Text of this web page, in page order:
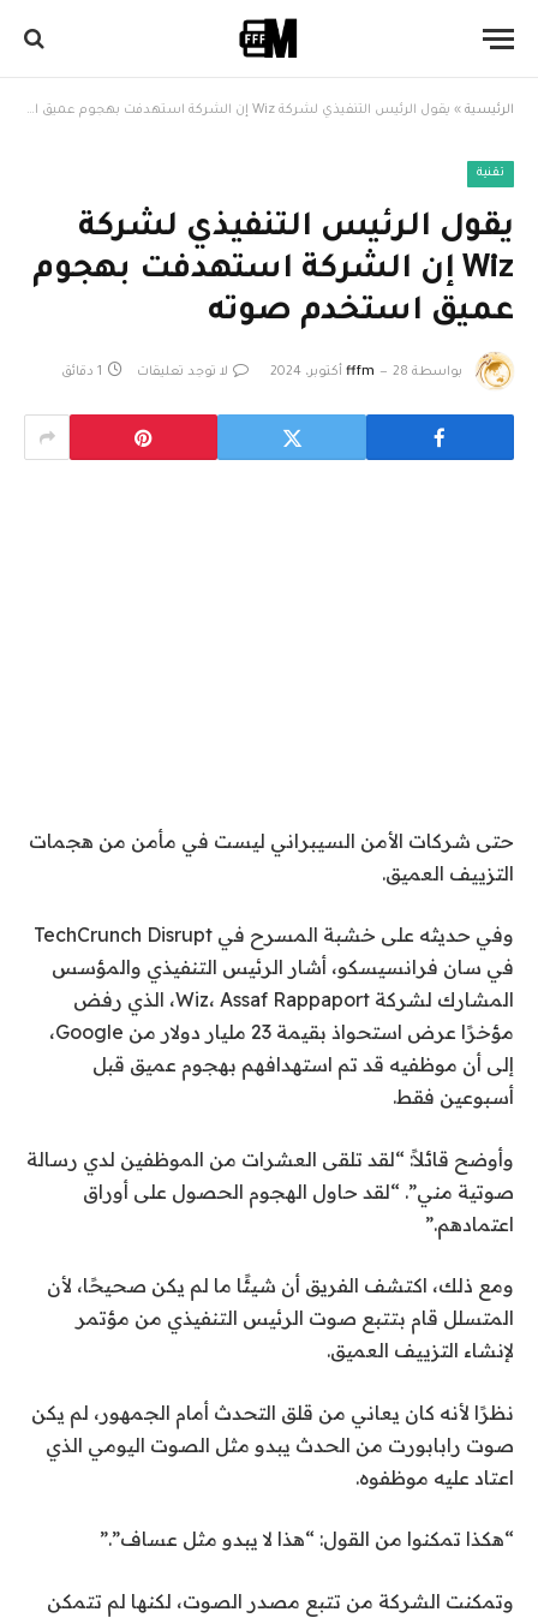
الرئيسية » يقول الرئيس التنفيذي لشركة Wiz إن الشركة استهدفت بهجوم عميق استخدم صوته
تقنية
يقول الرئيس التنفيذي لشركة
Wiz إن الشركة استهدفت بهجوم
عميق استخدم صوته
بواسطة fffm 28 أكتوبر، 2024 لا توجد تعليقات 1 دقائق
حتى شركات الأمن السيبراني ليست في مأمن من هجمات
التزييف العميق.
وفي حديثه على خشبة المسرح في TechCrunch Disrupt
في سان فرانسيسكو، أشار الرئيس التنفيذي والمؤسس
المشارك لشركة Wiz، Assaf Rappaport، الذي رفض
مؤخرًا عرض استحواذ بقيمة 23 مليار دولار من Google،
إلى أن موظفيه قد تم استهدافهم بهجوم عميق قبل
أسبوعين فقط.
وأوضح قائلاً: “لقد تلقى العشرات من الموظفين لدي رسالة
صوتية مني”. “لقد حاول الهجوم الحصول على أوراق
اعتمادهم.”
ومع ذلك، اكتشف الفريق أن شيئًا ما لم يكن صحيحًا، لأن
المتسلل قام بتتبع صوت الرئيس التنفيذي من مؤتمر
لإنشاء التزييف العميق.
نظرًا لأنه كان يعاني من قلق التحدث أمام الجمهور، لم يكن
صوت رابابورت من الحدث يبدو مثل الصوت اليومي الذي
اعتاد عليه موظفوه.
“هكذا تمكنوا من القول: “هذا لا يبدو مثل عساف”.”
وتمكنت الشركة من تتبع مصدر الصوت، لكنها لم تتمكن